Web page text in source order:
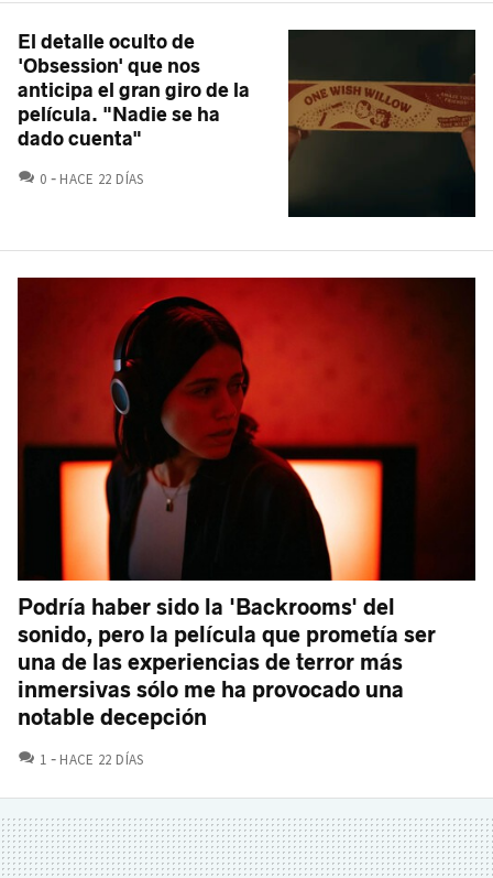
El detalle oculto de
'Obsession' que nos
anticipa el gran giro de la
película. "Nadie se ha
dado cuenta"
0 COMENTARIOS
HACE 22 DÍAS
Podría haber sido la 'Backrooms' del
sonido, pero la película que prometía ser
una de las experiencias de terror más
inmersivas sólo me ha provocado una
notable decepción
1 COMENTARIOS
HACE 22 DÍAS